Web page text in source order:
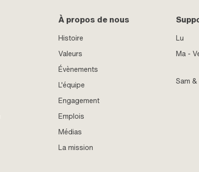
À propos de nous
Histoire
Valeurs
Évènements
L'équipe
Engagement
Emplois
Médias
La mission
Lu
Ma -
Sam